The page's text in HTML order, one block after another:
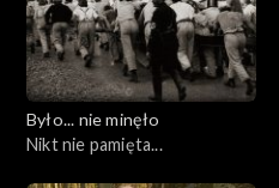
Było... nie minęło
Nikt nie pamięta...